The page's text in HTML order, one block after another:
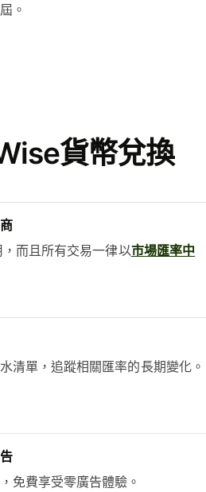
。
貨幣兌換
而且所有交易一律以市場匯率中
清單，追蹤相關匯率的長期變化。
免費享受零廣告體驗。